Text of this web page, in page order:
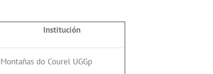
Institución
Montañas do Courel UGGp